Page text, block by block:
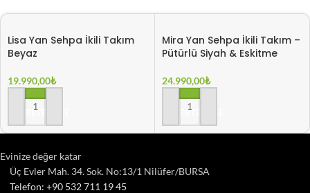
Lisa Yan Sehpa İkili Takım
Beyaz
19.990,00₺
SEPETE EKLE
Mira Yan Sehpa İkili Takım –
Pütürlü Siyah & Eskitme
24.990,00₺
SEPETE EKLE
Evinize değer katar
Üç Evler Mah. 34. Sok. No:13/1 Nilüfer/BURSA
Telefon: +90 532 711 19 45